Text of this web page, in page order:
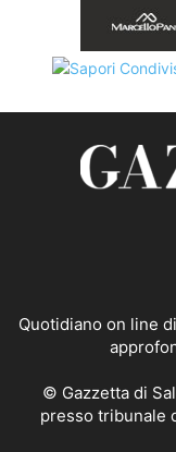
Quotidiano on line
© Gazzetta di
presso tribunale